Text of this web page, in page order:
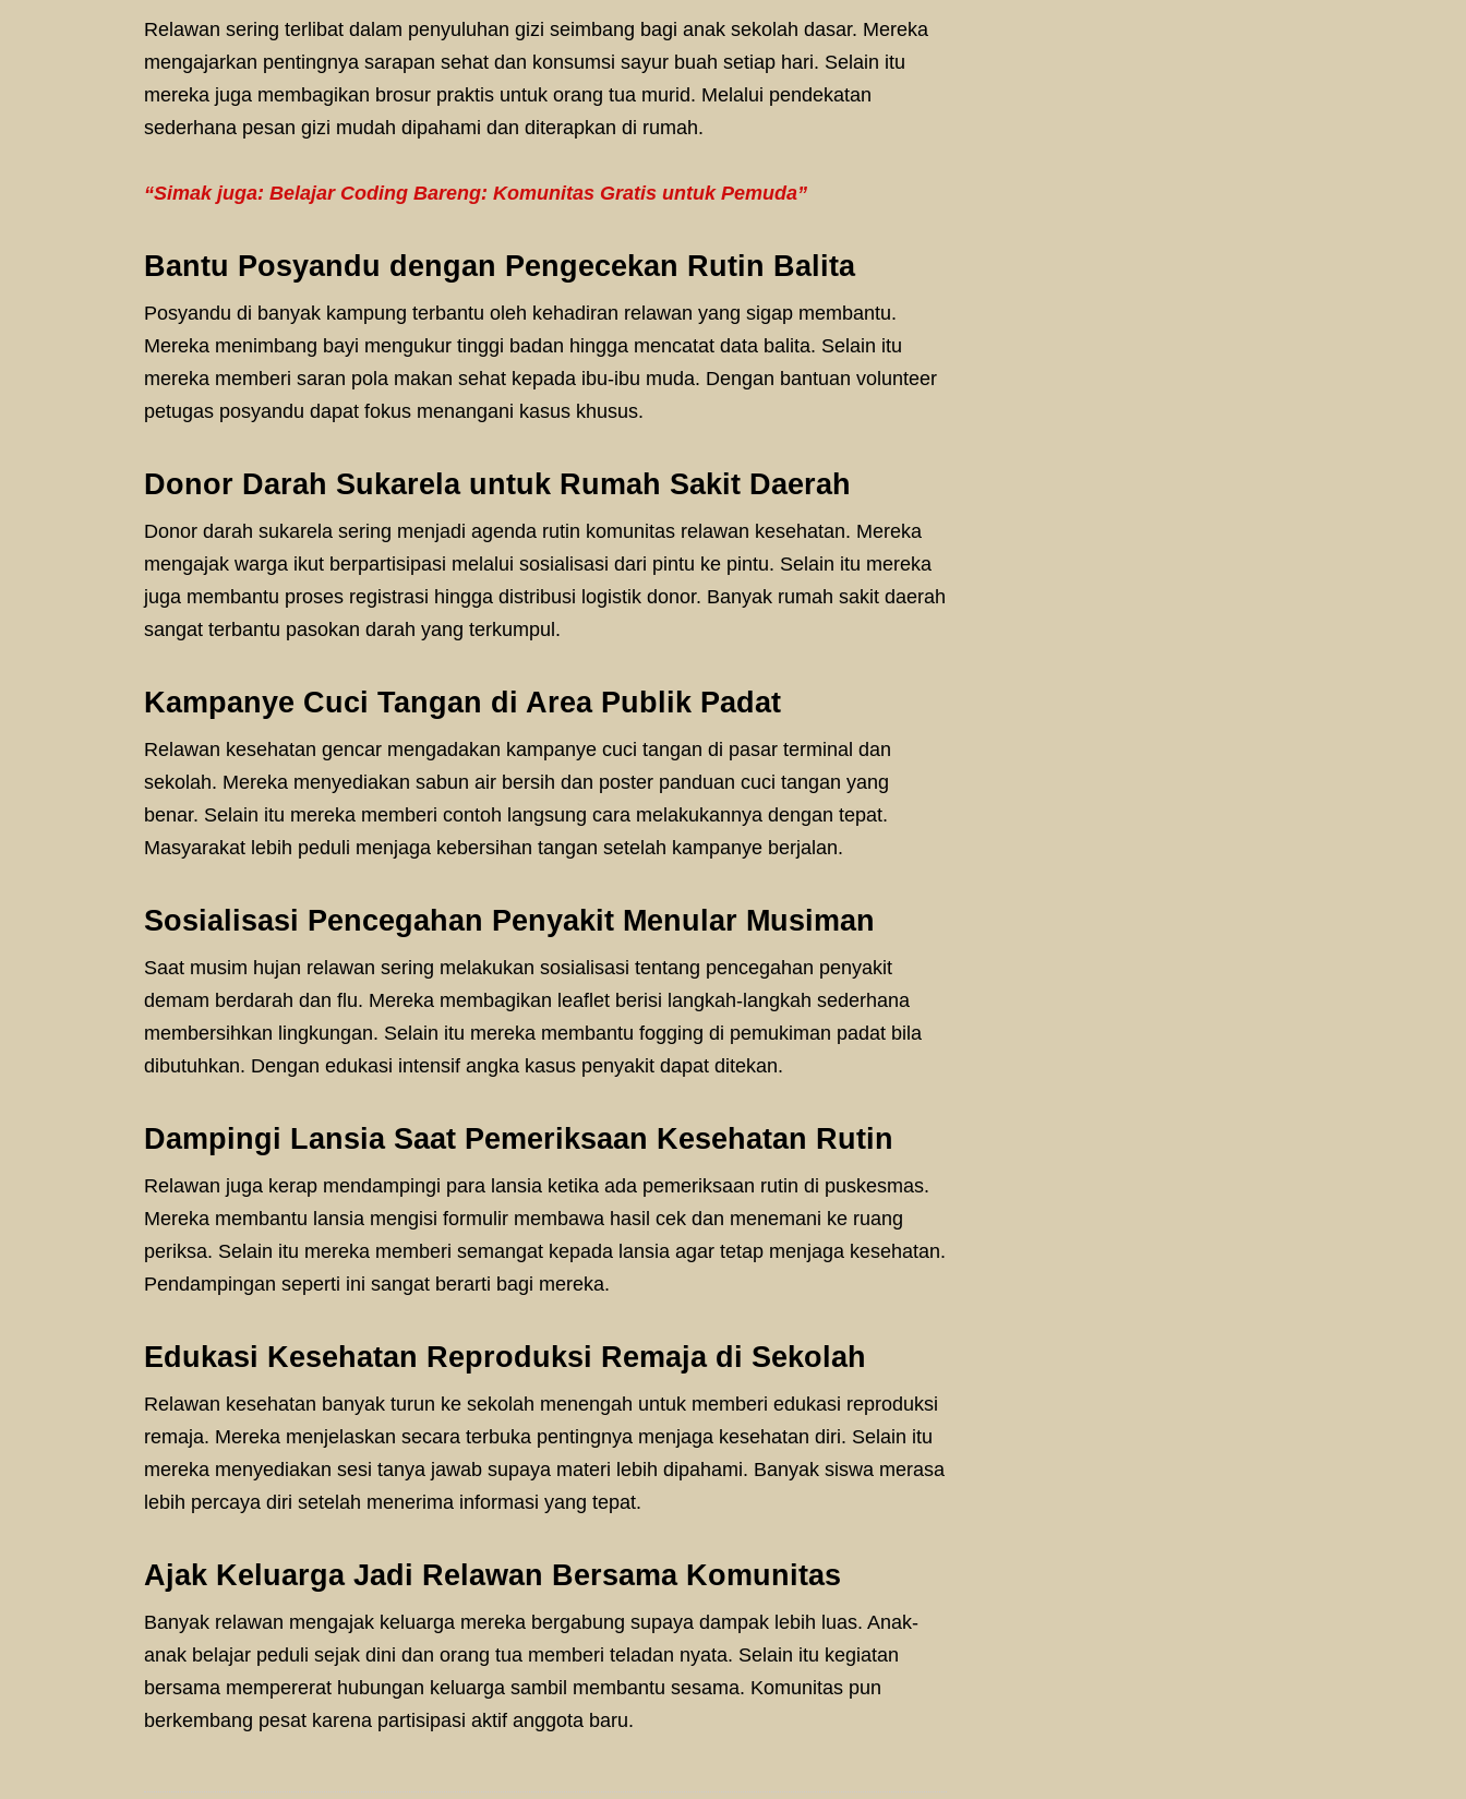
Relawan sering terlibat dalam penyuluhan gizi seimbang bagi anak sekolah dasar. Mereka
mengajarkan pentingnya sarapan sehat dan konsumsi sayur buah setiap hari. Selain itu
mereka juga membagikan brosur praktis untuk orang tua murid. Melalui pendekatan
sederhana pesan gizi mudah dipahami dan diterapkan di rumah.
“Simak juga: Belajar Coding Bareng: Komunitas Gratis untuk Pemuda”
Bantu Posyandu dengan Pengecekan Rutin Balita
Posyandu di banyak kampung terbantu oleh kehadiran relawan yang sigap membantu.
Mereka menimbang bayi mengukur tinggi badan hingga mencatat data balita. Selain itu
mereka memberi saran pola makan sehat kepada ibu-ibu muda. Dengan bantuan volunteer
petugas posyandu dapat fokus menangani kasus khusus.
Donor Darah Sukarela untuk Rumah Sakit Daerah
Donor darah sukarela sering menjadi agenda rutin komunitas relawan kesehatan. Mereka
mengajak warga ikut berpartisipasi melalui sosialisasi dari pintu ke pintu. Selain itu mereka
juga membantu proses registrasi hingga distribusi logistik donor. Banyak rumah sakit daerah
sangat terbantu pasokan darah yang terkumpul.
Kampanye Cuci Tangan di Area Publik Padat
Relawan kesehatan gencar mengadakan kampanye cuci tangan di pasar terminal dan
sekolah. Mereka menyediakan sabun air bersih dan poster panduan cuci tangan yang
benar. Selain itu mereka memberi contoh langsung cara melakukannya dengan tepat.
Masyarakat lebih peduli menjaga kebersihan tangan setelah kampanye berjalan.
Sosialisasi Pencegahan Penyakit Menular Musiman
Saat musim hujan relawan sering melakukan sosialisasi tentang pencegahan penyakit
demam berdarah dan flu. Mereka membagikan leaflet berisi langkah-langkah sederhana
membersihkan lingkungan. Selain itu mereka membantu fogging di pemukiman padat bila
dibutuhkan. Dengan edukasi intensif angka kasus penyakit dapat ditekan.
Dampingi Lansia Saat Pemeriksaan Kesehatan Rutin
Relawan juga kerap mendampingi para lansia ketika ada pemeriksaan rutin di puskesmas.
Mereka membantu lansia mengisi formulir membawa hasil cek dan menemani ke ruang
periksa. Selain itu mereka memberi semangat kepada lansia agar tetap menjaga kesehatan.
Pendampingan seperti ini sangat berarti bagi mereka.
Edukasi Kesehatan Reproduksi Remaja di Sekolah
Relawan kesehatan banyak turun ke sekolah menengah untuk memberi edukasi reproduksi
remaja. Mereka menjelaskan secara terbuka pentingnya menjaga kesehatan diri. Selain itu
mereka menyediakan sesi tanya jawab supaya materi lebih dipahami. Banyak siswa merasa
lebih percaya diri setelah menerima informasi yang tepat.
Ajak Keluarga Jadi Relawan Bersama Komunitas
Banyak relawan mengajak keluarga mereka bergabung supaya dampak lebih luas. Anak-
anak belajar peduli sejak dini dan orang tua memberi teladan nyata. Selain itu kegiatan
bersama mempererat hubungan keluarga sambil membantu sesama. Komunitas pun
berkembang pesat karena partisipasi aktif anggota baru.